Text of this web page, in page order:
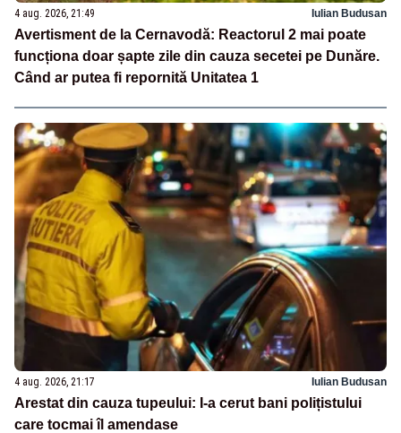
4 aug. 2026, 21:49 Iulian Budusan
Avertisment de la Cernavodă: Reactorul 2 mai poate
funcționa doar șapte zile din cauza secetei pe Dunăre.
Când ar putea fi repornită Unitatea 1
4 aug. 2026, 21:17 Iulian Budusan
Arestat din cauza tupeului: I-a cerut bani polițistului
care tocmai îl amendase